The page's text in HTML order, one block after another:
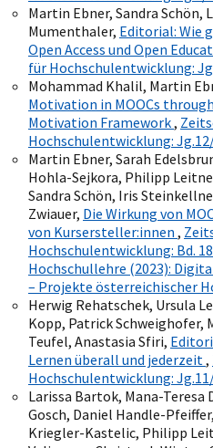
Martin Ebner, Sandra
Mumenthaler, Editorial: Wie
Open Access und Open
für Hochschulentwicklung:
Mohammad Khalil, Martin
Motivation in MOOCs
Motivation Framework,
Hochschulentwicklung:
Martin Ebner, Sarah
Hohla-Sejkora, Philipp
Sandra Schön, Iris
Zwiauer, Die Wirkung von
von Kursersteller:innen ,
Hochschulentwicklung: Bd.
Hochschullehre (2023):
– Projekte österreichischer
Herwig Rehatschek, Ursula
Kopp, Patrick Schweighofer,
Teufel, Anastasia Sfiri,
Lernen überall und jederzeit,
Hochschulentwicklung:
Larissa Bartok, Mana-Teresa
Gosch, Daniel Handle-
Kriegler-Kastelic, Philipp